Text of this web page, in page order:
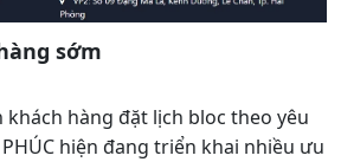
sớm
khách hàng đặt lịch bloc theo yêu
hiện đang triển khai nhiều ưu